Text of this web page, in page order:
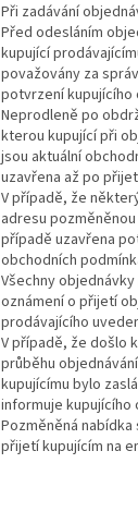
Při zadávání
Před odesláním
kupující
považovány za
potvrzení kupujícího
Neprodleně po
kterou kupující při
jsou aktuální
uzavřena až po
V případě, že
adresu
případě uzavřena
obchodních
Všechny
oznámení o přijetí
prodávajícího
V případě, že došlo
průběhu
kupujícímu bylo
informuje kupujícího
Pozměněná
přijetí kupujícím na